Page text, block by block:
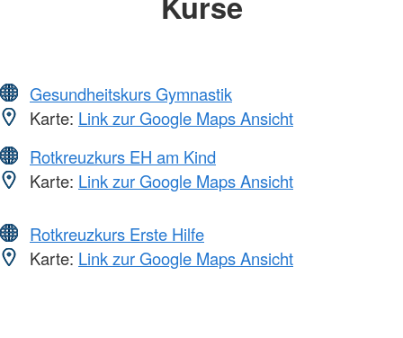
Gesundheitskurs Gymnastik
Karte: Link zur Google Maps Ansicht
Rotkreuzkurs EH am Kind
Karte: Link zur Google Maps Ansicht
Rotkreuzkurs Erste Hilfe
Karte: Link zur Google Maps Ansicht